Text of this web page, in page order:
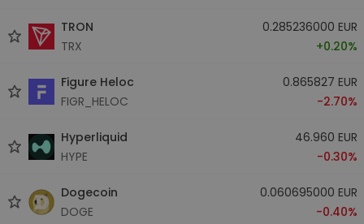
TRON
TRX
0.285236000 EUR
+0.20%
Figure Heloc
FIGR_HELOC
0.865827 EUR
-2.70%
Hyperliquid
HYPE
46.960 EUR
-0.30%
Dogecoin
DOGE
0.060695000 EUR
-0.40%